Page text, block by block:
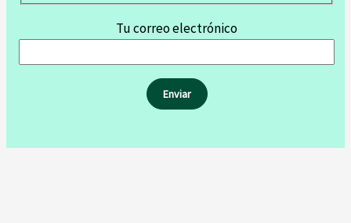
Tu correo electrónico